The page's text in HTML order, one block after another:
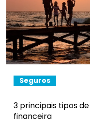
Seguros
3 principais tipos
financeira